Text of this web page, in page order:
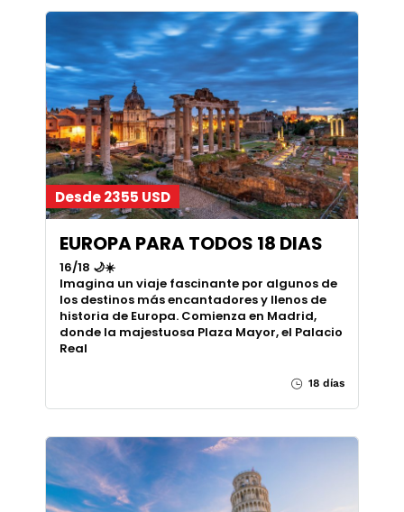
Desde 2355 USD
EUROPA PARA TODOS 18 DIAS
16/18 🌙☀️
Imagina un viaje fascinante por algunos de
los destinos más encantadores y llenos de
historia de Europa. Comienza en Madrid,
donde la majestuosa Plaza Mayor, el Palacio
Real
18 días